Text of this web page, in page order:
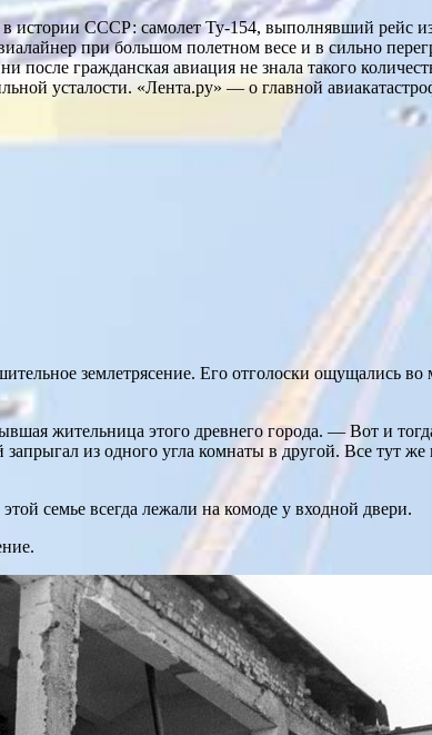
истории СССР: самолет Ту-154, выполнявший рейс
при большом полетном весе и в сильно
гражданская авиация не знала такого
усталости. «Лента.ру» — о главной
землетрясение. Его отголоски ощущались
жительница этого древнего города. — Вот и
из одного угла комнаты в другой. Все тут
семье всегда лежали на комоде у входной двери.